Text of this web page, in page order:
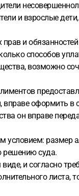
и взрослые
и
способов
возможно
оформить
он вправе
условием:
решению суда.
и согласно
листа,